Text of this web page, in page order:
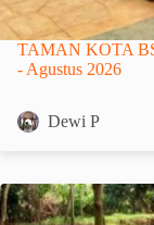
TAMAN KOTA
- Agustus 2026
Dewi P